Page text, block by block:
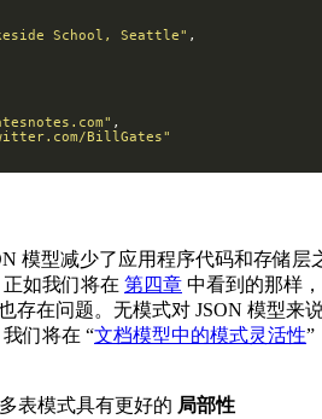
School, Seattle"
BillGates"
模型减少了应用程序代码和存储层
如我们将在 第四章 中看到的那样，
存在问题。无模式对 JSON 模型来
们将在 “文档模型中的模式灵活性”
表模式具有更好的 局部性